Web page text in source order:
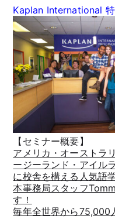
Kaplan International
【セミナー概要】
アメリカ・オーストラ
ージーランド・アイル
に校舎を構える人気語
本事務局スタッフ
す！
毎年全世界から75,000